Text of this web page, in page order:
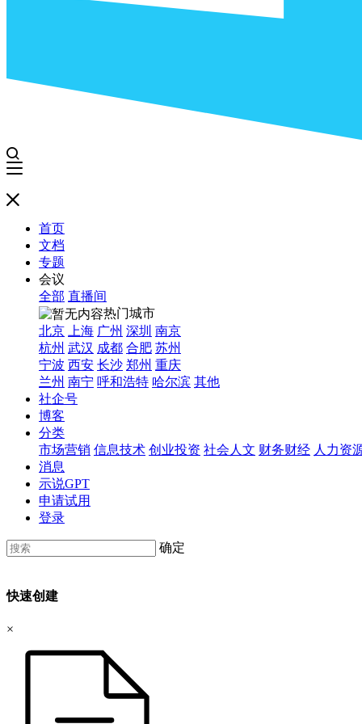
首页
文档
专题
会议
全部 直播间
热门城市
北京
上海 广州 深圳 南京
杭州 武汉 成都 合肥 苏州
宁波 西安 长沙 郑州 重庆
兰州 南宁 呼和浩特 哈尔滨 其他
社企号
博客
分类
市场营销 信息技术 创业投资 社会人文 财务财经 人力资
消息
示说GPT
申请试用
登录
确定
快速创建
×